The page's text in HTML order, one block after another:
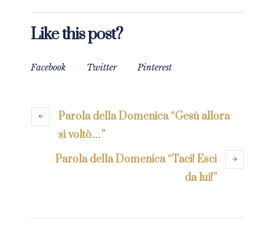
Like this post?
Facebook Twitter Pinterest
Parola della Domenica “Gesù allora
si voltò…”
Parola della Domenica “Taci! Esci
da lui!”